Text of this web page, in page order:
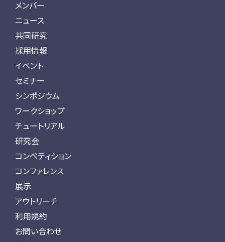
メンバー
ニュース
共同研究
採用情報
イベント
セミナー
シンポジウム
ワークショップ
チュートリアル
研究会
コンペティション
コンファレンス
展示
アウトリーチ
利用規約
お問い合わせ